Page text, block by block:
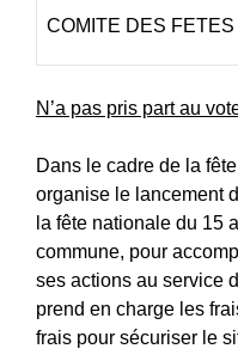
COMITE DES FETES
N’a pas pris part au
Dans le cadre de la
organise le lancement
la fête nationale du 15
commune, pour
ses actions au service
prend en charge les
frais pour sécuriser le